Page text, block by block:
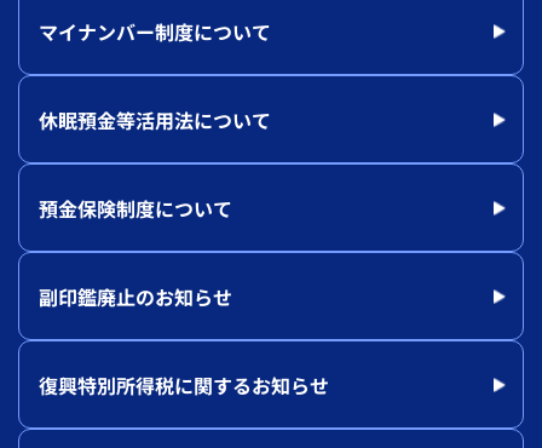
マイナンバー制度について
休眠預金等活用法について
預金保険制度について
副印鑑廃止のお知らせ
復興特別所得税に関するお知らせ